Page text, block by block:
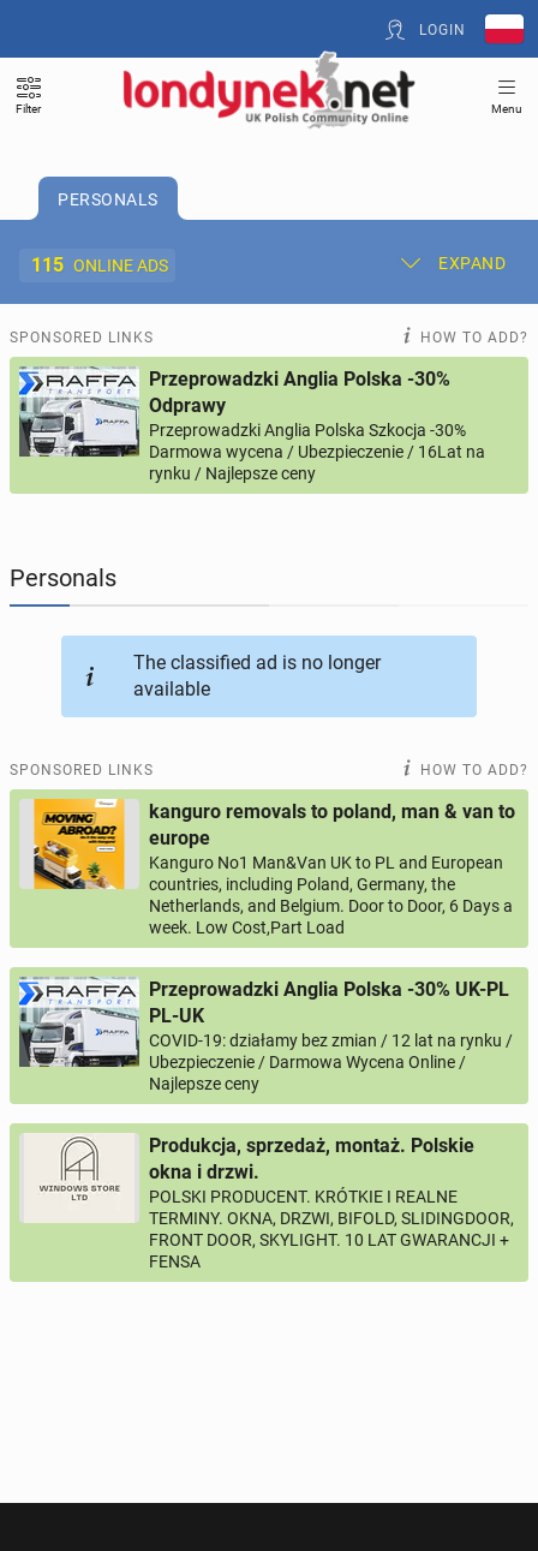
LOGIN
Filter Menu
PERSONALS
115 ONLINE ADS EXPAND
Post New Ad My Ads
Offer and Adverts Price
ACCOMMODATION 269online ads
JOBSEEKERS
BUSINESS
AUTOMOTIVE 12online ads
PERSONALS
SPONSORED LINKS HOW TO ADD?
Przeprowadzki Anglia Polska -30%
Odprawy
Przeprowadzki Anglia Polska Szkocja -30%
Darmowa wycena / Ubezpieczenie / 16Lat na
rynku / Najlepsze ceny
Personals
The classified ad is no longer
available
SPONSORED LINKS HOW TO ADD?
kanguro removals to poland, man & van to
europe
Kanguro No1 Man&Van UK to PL and European
countries, including Poland, Germany, the
Netherlands, and Belgium. Door to Door, 6 Days a
week. Low Cost,Part Load
Przeprowadzki Anglia Polska -30% UK-PL
PL-UK
COVID-19: działamy bez zmian / 12 lat na rynku /
Ubezpieczenie / Darmowa Wycena Online /
Najlepsze ceny
Produkcja, sprzedaż, montaż. Polskie
okna i drzwi.
POLSKI PRODUCENT. KRÓTKIE I REALNE
TERMINY. OKNA, DRZWI, BIFOLD, SLIDINGDOOR,
FRONT DOOR, SKYLIGHT. 10 LAT GWARANCJI +
FENSA